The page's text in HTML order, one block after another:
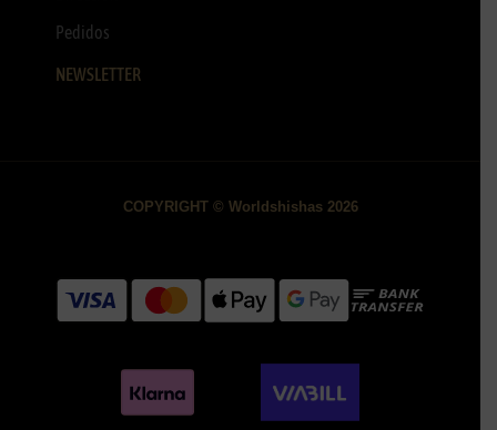
Pedidos
NEWSLETTER
COPYRIGHT © Worldshishas 2026